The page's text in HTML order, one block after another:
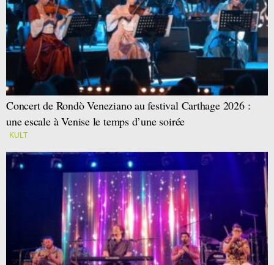
Concert de Rondò Veneziano au festival Carthage 2026 :
une escale à Venise le temps d’une soirée
KULT